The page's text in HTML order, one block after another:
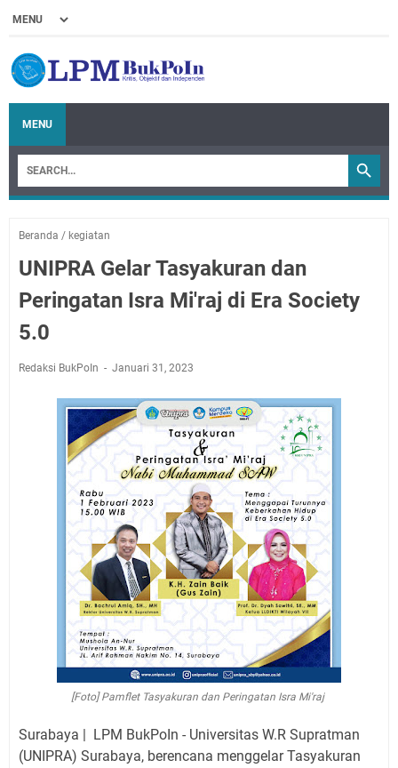
MENU
Beranda / kegiatan
UNIPRA Gelar Tasyakuran dan
Peringatan Isra Mi'raj di Era Society
5.0
Redaksi BukPoIn Januari 31, 2023
[Foto] Pamflet Tasyakuran dan Peringatan Isra Mi'raj
Surabaya | LPM BukPoIn - Universitas W.R Supratman
(UNIPRA) Surabaya, berencana menggelar Tasyakuran